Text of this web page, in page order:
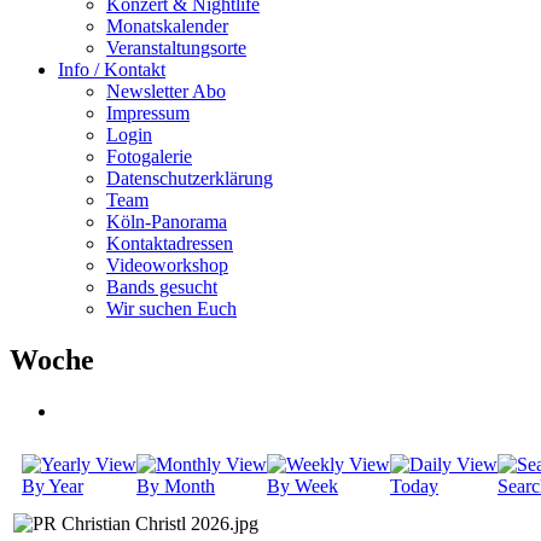
Konzert & Nightlife
Monatskalender
Veranstaltungsorte
Info / Kontakt
Newsletter Abo
Impressum
Login
Fotogalerie
Datenschutzerklärung
Team
Köln-Panorama
Kontaktadressen
Videoworkshop
Bands gesucht
Wir suchen Euch
Woche
By Year By Month By Week Today